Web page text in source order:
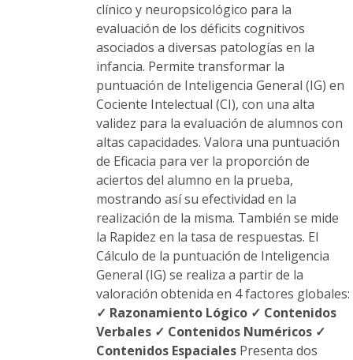
clínico y neuropsicológico para la
evaluación de los déficits cognitivos
asociados a diversas patologías en la
infancia. Permite transformar la
puntuación de Inteligencia General (IG) en
Cociente Intelectual (CI), con una alta
validez para la evaluación de alumnos con
altas capacidades. Valora una puntuación
de Eficacia para ver la proporción de
aciertos del alumno en la prueba,
mostrando así su efectividad en la
realización de la misma. También se mide
la Rapidez en la tasa de respuestas. El
Cálculo de la puntuación de Inteligencia
General (IG) se realiza a partir de la
valoración obtenida en 4 factores globales:
✓ Razonamiento Lógico ✓ Contenidos
Verbales ✓ Contenidos Numéricos ✓
Contenidos EspacialesPresenta dos